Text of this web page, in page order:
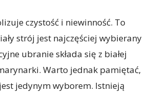
czystość i niewinność. To
strój jest najczęściej wybierany
ubranie składa się z białej
Warto jednak pamiętać,
jedynym wyborem. Istnieją